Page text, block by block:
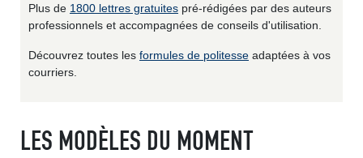
Plus de 1800 lettres gratuites pré-rédigées par des auteurs
professionnels et accompagnées de conseils d'utilisation.
Découvrez toutes les formules de politesse adaptées à vos
courriers.
LES MODÈLES DU MOMENT